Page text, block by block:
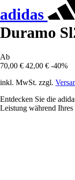
adidas
Duramo
Ab
70,00 € 42,00 € -40%
inkl. MwSt. zzgl.
Entdecken Sie die
Leistung während